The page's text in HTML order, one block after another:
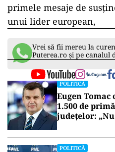
primele mesaje de
unui lider european,
Vrei să fii mereu la
Puterea.ro și pe canalul
POLITICĂ
Eugen Tomac
1.500 de
județelor:
POLITICĂ